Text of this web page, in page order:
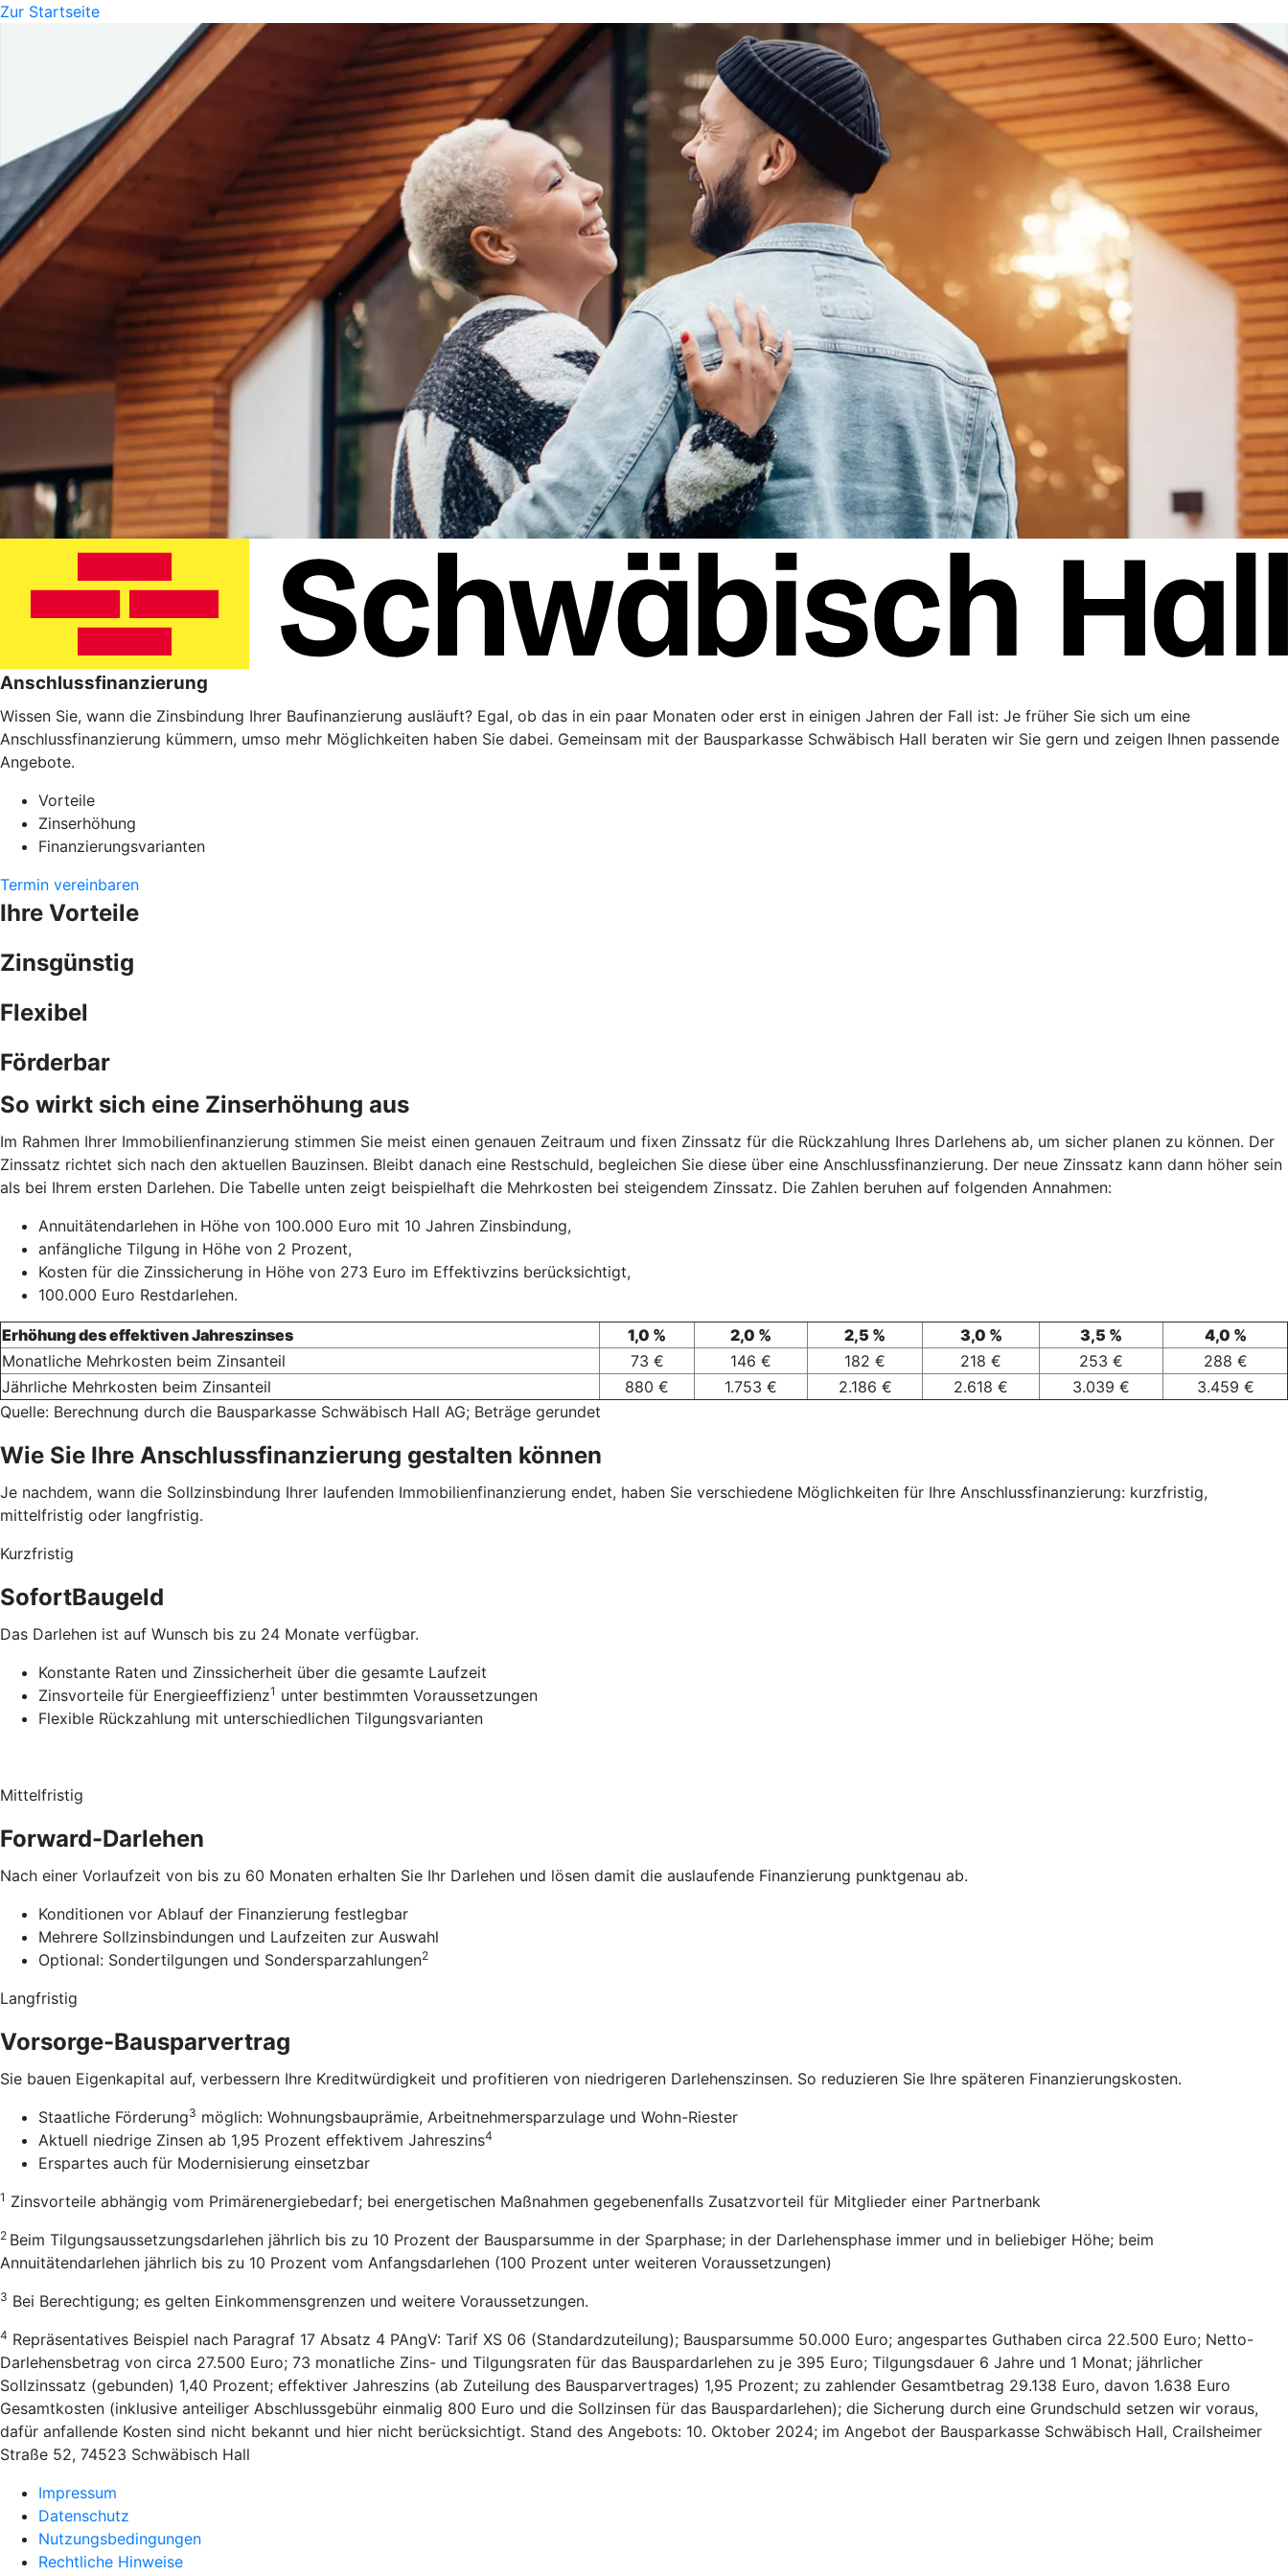
Zur Startseite
Anschlussfinanzierung
Wissen Sie, wann die Zinsbindung Ihrer Baufinanzierung ausläuft? Egal, ob das in ein paar Monaten oder erst in einigen Jahren der Fall ist: Je früher Sie sich um eine
Anschlussfinanzierung kümmern, umso mehr Möglichkeiten haben Sie dabei. Gemeinsam mit der Bausparkasse Schwäbisch Hall beraten wir Sie gern und zeigen Ihnen passende
Angebote.
Vorteile
Zinserhöhung
Finanzierungsvarianten
Termin vereinbaren
Ihre Vorteile
Zinsgünstig
Flexibel
Förderbar
So wirkt sich eine Zinserhöhung aus
Im Rahmen Ihrer Immobilienfinanzierung stimmen Sie meist einen genauen Zeitraum und fixen Zinssatz für die Rückzahlung Ihres Darlehens ab, um sicher planen zu können. Der
Zinssatz richtet sich nach den aktuellen Bauzinsen. Bleibt danach eine Restschuld, begleichen Sie diese über eine Anschlussfinanzierung. Der neue Zinssatz kann dann höher sein
als bei Ihrem ersten Darlehen. Die Tabelle unten zeigt beispielhaft die Mehrkosten bei steigendem Zinssatz. Die Zahlen beruhen auf folgenden Annahmen:
Annuitätendarlehen in Höhe von 100.000 Euro mit 10 Jahren Zinsbindung,
anfängliche Tilgung in Höhe von 2 Prozent,
Kosten für die Zinssicherung in Höhe von 273 Euro im Effektivzins berücksichtigt,
100.000 Euro Restdarlehen.
Erhöhung des effektiven Jahreszinses 1,0 % 2,0 % 2,5 % 3,0 % 3,5 %
4,0 %
Monatliche Mehrkosten beim Zinsanteil
73 € 146 € 182 € 218 € 253 €
288 €
Jährliche Mehrkosten beim Zinsanteil
880 € 1.753 € 2.186 € 2.618 € 3.039 €
3.459 €
Quelle: Berechnung durch die Bausparkasse Schwäbisch Hall AG; Beträge gerundet
Wie Sie Ihre Anschlussfinanzierung gestalten können
Je nachdem, wann die Sollzinsbindung Ihrer laufenden Immobilienfinanzierung endet, haben Sie verschiedene Möglichkeiten für Ihre Anschlussfinanzierung: kurzfristig,
mittelfristig oder langfristig.
Kurzfristig
SofortBaugeld
Das Darlehen ist auf Wunsch bis zu 24 Monate verfügbar.
Konstante Raten und Zinssicherheit über die gesamte Laufzeit
Zinsvorteile für Energieeffizienz1 unter bestimmten Voraussetzungen
Flexible Rückzahlung mit unterschiedlichen Tilgungsvarianten
Mittelfristig
Forward-Darlehen
Nach einer Vorlaufzeit von bis zu 60 Monaten erhalten Sie Ihr Darlehen und lösen damit die auslaufende Finanzierung punktgenau ab.
Konditionen vor Ablauf der Finanzierung festlegbar
Mehrere Sollzinsbindungen und Laufzeiten zur Auswahl
Optional: Sondertilgungen und Sondersparzahlungen2
Langfristig
Vorsorge-Bausparvertrag
Sie bauen Eigenkapital auf, verbessern Ihre Kreditwürdigkeit und profitieren von niedrigeren Darlehenszinsen. So reduzieren Sie Ihre späteren Finanzierungskosten.
Staatliche Förderung3 möglich: Wohnungsbauprämie, Arbeitnehmersparzulage und Wohn-Riester
Aktuell niedrige Zinsen ab 1,95 Prozent effektivem Jahreszins4
Erspartes auch für Modernisierung einsetzbar
1 Zinsvorteile abhängig vom Primärenergiebedarf; bei energetischen Maßnahmen gegebenenfalls Zusatzvorteil für Mitglieder einer Partnerbank
2 Beim Tilgungsaussetzungsdarlehen jährlich bis zu 10 Prozent der Bausparsumme in der Sparphase; in der Darlehensphase immer und in beliebiger Höhe; beim
Annuitätendarlehen jährlich bis zu 10 Prozent vom Anfangsdarlehen (100 Prozent unter weiteren Voraussetzungen)
3 Bei Berechtigung; es gelten Einkommensgrenzen und weitere Voraussetzungen.
4 Repräsentatives Beispiel nach Paragraf 17 Absatz 4 PAngV: Tarif XS 06 (Standardzuteilung); Bausparsumme 50.000 Euro; angespartes Guthaben circa 22.500 Euro; Netto-
Darlehensbetrag von circa 27.500 Euro; 73 monatliche Zins- und Tilgungsraten für das Bauspardarlehen zu je 395 Euro; Tilgungsdauer 6 Jahre und 1 Monat; jährlicher
Sollzinssatz (gebunden) 1,40 Prozent; effektiver Jahreszins (ab Zuteilung des Bausparvertrages) 1,95 Prozent; zu zahlender Gesamtbetrag 29.138 Euro, davon 1.638 Euro
Gesamtkosten (inklusive anteiliger Abschlussgebühr einmalig 800 Euro und die Sollzinsen für das Bauspardarlehen); die Sicherung durch eine Grundschuld setzen wir voraus,
dafür anfallende Kosten sind nicht bekannt und hier nicht berücksichtigt. Stand des Angebots: 10. Oktober 2024; im Angebot der Bausparkasse Schwäbisch Hall, Crailsheimer
Straße 52, 74523 Schwäbisch Hall
Impressum
Datenschutz
Nutzungsbedingungen
Rechtliche Hinweise